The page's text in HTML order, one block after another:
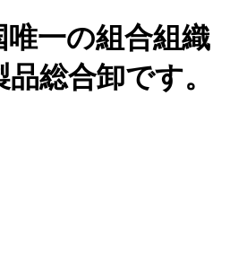
唯一の組合組織
総合卸です。